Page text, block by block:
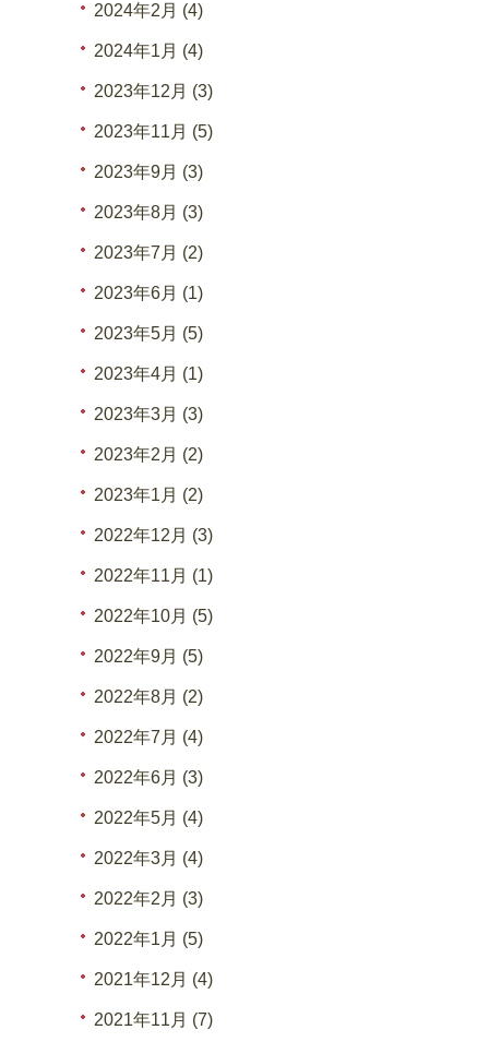
2024年2月 (4)
2024年1月 (4)
2023年12月 (3)
2023年11月 (5)
2023年9月 (3)
2023年8月 (3)
2023年7月 (2)
2023年6月 (1)
2023年5月 (5)
2023年4月 (1)
2023年3月 (3)
2023年2月 (2)
2023年1月 (2)
2022年12月 (3)
2022年11月 (1)
2022年10月 (5)
2022年9月 (5)
2022年8月 (2)
2022年7月 (4)
2022年6月 (3)
2022年5月 (4)
2022年3月 (4)
2022年2月 (3)
2022年1月 (5)
2021年12月 (4)
2021年11月 (7)